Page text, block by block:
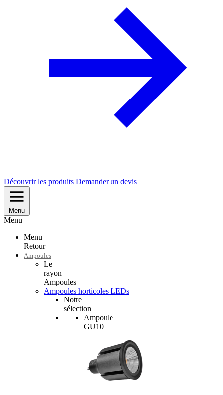
Découvrir les produits Demander un devis
Menu
Menu
Menu
Retour
Ampoules
Le
rayon
Ampoules
Ampoules horticoles LEDs
Notre
sélection
Ampoule
GU10